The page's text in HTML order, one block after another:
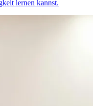
lernen kannst.